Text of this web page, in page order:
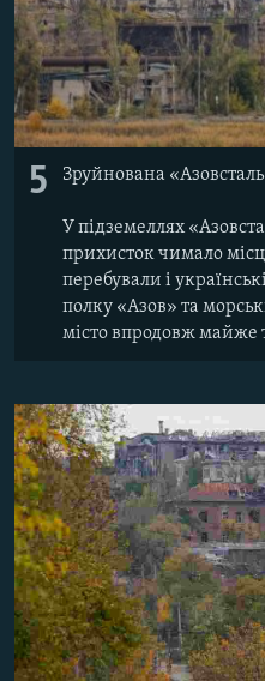
5 Зруйнована
У підземеллях
прихисток чимало
перебували і
полку «Азов» та
місто впродовж майже